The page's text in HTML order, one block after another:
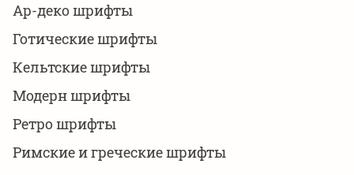
Ар-деко шрифты
Готические шрифты
Кельтские шрифты
Модерн шрифты
Ретро шрифты
Римские и греческие шрифты